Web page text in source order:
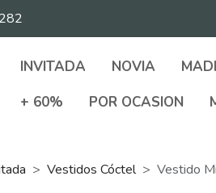
INVITADA NOVIA
+ 60%
POR OCASION
Vestidos Cóctel Vestido